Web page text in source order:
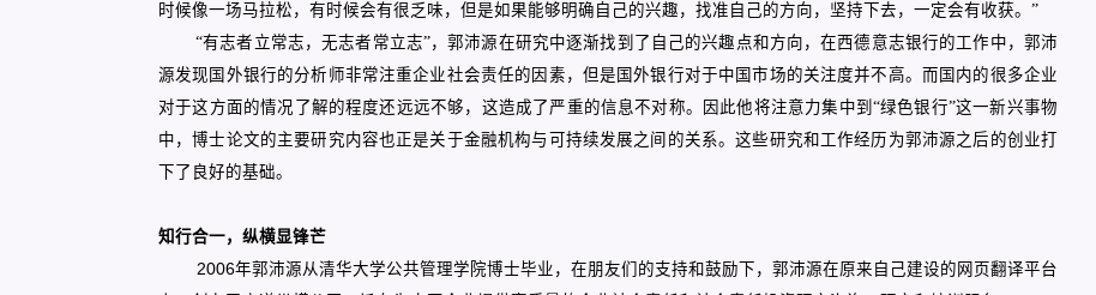
时候像一场马拉松，有时候会有很乏味，但是如果能够明确自己的兴趣，找准自己的方向，坚持下去，一定会有收获。”
“有志者立常志，无志者常立志”，郭沛源在研究中逐渐找到了自己的兴趣点和方向，在西德意志银行的工作中，郭沛
源发现国外银行的分析师非常注重企业社会责任的因素，但是国外银行对于中国市场的关注度并不高。而国内的很多企业
对于这方面的情况了解的程度还远远不够，这造成了严重的信息不对称。因此他将注意力集中到“绿色银行”这一新兴事物
中，博士论文的主要研究内容也正是关于金融机构与可持续发展之间的关系。这些研究和工作经历为郭沛源之后的创业打
下了良好的基础。
知行合一，纵横显锋芒
2006年郭沛源从清华大学公共管理学院博士毕业，在朋友们的支持和鼓励下，郭沛源在原来自己建设的网页翻译平台